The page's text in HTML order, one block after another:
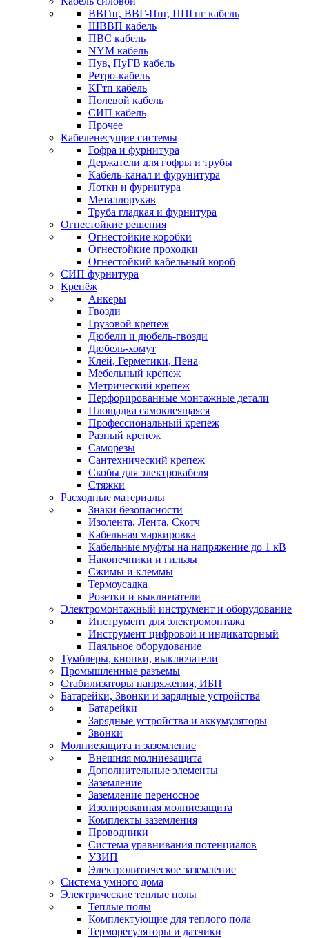
ВВГнг, ВВГ-Пнг, ППГнг кабель
ШВВП кабель
ПВС кабель
NYM кабель
Пув, ПуГВ кабель
Ретро-кабель
КГтп кабель
Полевой кабель
СИП кабель
Прочее
Кабеленесущие системы
Гофра и фурнитура
Держатели для гофры и трубы
Кабель-канал и фурунитура
Лотки и фурнитура
Металлорукав
Труба гладкая и фурнитура
Огнестойкие решения
Огнестойкие коробки
Огнестойкие проходки
Огнестойкий кабельный короб
СИП фурнитура
Крепёж
Анкеры
Гвозди
Грузовой крепеж
Дюбели и дюбель-гвозди
Дюбель-хомут
Клей, Герметики, Пена
Мебельный крепеж
Метрический крепеж
Перфорированные монтажные детали
Площадка самоклеящаяся
Профессиональный крепеж
Разный крепеж
Саморезы
Сантехнический крепеж
Скобы для электрокабеля
Стяжки
Расходные материалы
Знаки безопасности
Изолента, Лента, Скотч
Кабельная маркировка
Кабельные муфты на напряжение до 1 кВ
Наконечники и гильзы
Сжимы и клеммы
Термоусадка
Розетки и выключатели
Электромонтажный инструмент и оборудование
Инструмент для электромонтажа
Инструмент цифровой и индикаторный
Паяльное оборудование
Тумблеры, кнопки, выключатели
Промышленные разъемы
Стабилизаторы напряжения, ИБП
Батарейки, Звонки и зарядные устройства
Батарейки
Зарядные устройства и аккумуляторы
Звонки
Молниезащита и заземление
Внешняя молниезащита
Дополнительные элементы
Заземление
Заземление переносное
Изолированная молниезащита
Комплекты заземления
Проводники
Система уравнивания потенциалов
УЗИП
Электролитическое заземление
Система умного дома
Электрические теплые полы
Теплые полы
Комплектующие для теплого пола
Терморегуляторы и датчики